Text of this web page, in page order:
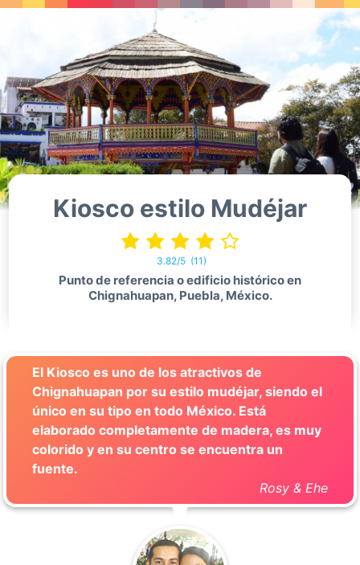
Kiosco estilo Mudéjar
3.82/5 (11)
Punto de referencia o edificio histórico en
Chignahuapan, Puebla, México.
El Kiosco es uno de los atractivos de
Chignahuapan por su estilo mudéjar, siendo el
único en su tipo en todo México. Está
elaborado completamente de madera, es muy
colorido y en su centro se encuentra un
fuente.
Rosy & Ehe